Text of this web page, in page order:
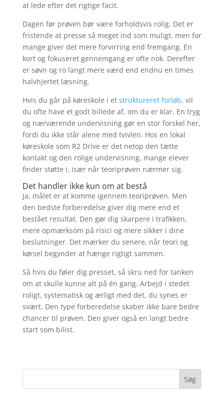
at lede efter det rigtige facit.
Dagen før prøven bør være forholdsvis rolig. Det er
fristende at presse så meget ind som muligt, men for
mange giver det mere forvirring end fremgang. En
kort og fokuseret gennemgang er ofte nok. Derefter
er søvn og ro langt mere værd end endnu en times
halvhjertet læsning.
Hvis du går på køreskole i et struktureret forløb, vil
du ofte have et godt billede af, om du er klar. En tryg
og nærværende undervisning gør en stor forskel her,
fordi du ikke står alene med tvivlen. Hos en lokal
køreskole som R2 Drive er det netop den tætte
kontakt og den rolige undervisning, mange elever
finder støtte i, især når teoriprøven nærmer sig.
Det handler ikke kun om at bestå
Ja, målet er at komme igennem teoriprøven. Men
den bedste forberedelse giver dig mere end et
bestået resultat. Den gør dig skarpere i trafikken,
mere opmærksom på risici og mere sikker i dine
beslutninger. Det mærker du senere, når teori og
kørsel begynder at hænge rigtigt sammen.
Så hvis du føler dig presset, så skru ned for tanken
om at skulle kunne alt på én gang. Arbejd i stedet
roligt, systematisk og ærligt med det, du synes er
svært. Den type forberedelse skaber ikke bare bedre
chancer til prøven. Den giver også en langt bedre
start som bilist.
Søg